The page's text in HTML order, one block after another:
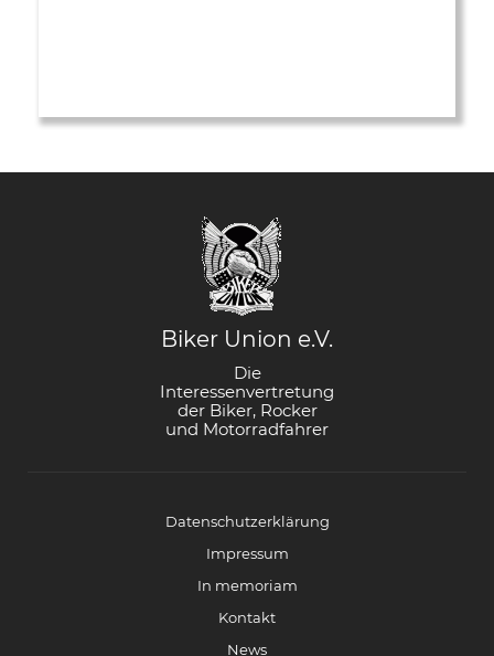
Biker Union e.V.
Die
Interessenvertretung
der Biker, Rocker
und Motorradfahrer
Datenschutzerklärung
Impressum
In memoriam
Kontakt
News